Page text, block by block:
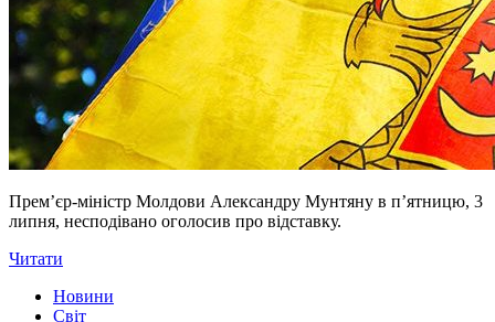
Прем’єр-міністр Молдови Александру Мунтяну в п’ятницю, 3
липня, несподівано оголосив про відставку.
Читати
Новини
Світ